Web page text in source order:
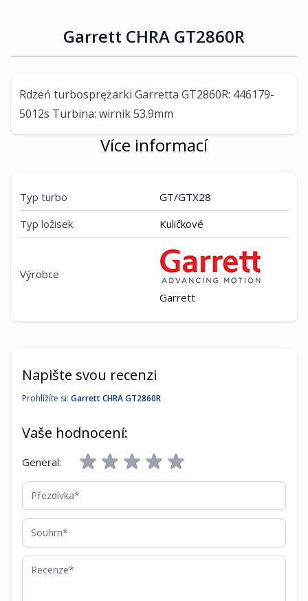
Garrett CHRA GT2860R
Rdzeń turbosprężarki Garretta GT2860R: 446179-
5012s Turbina: wirnik 53.9mm
Více informací
Typ turbo
GT/GTX28
Typ ložisek
Kuličkové
Výrobce
Garrett
Napište svou recenzi
Prohlížíte si: Garrett CHRA GT2860R
Vaše hodnocení:
General:
Přezdívka
Souhrn
Recenze